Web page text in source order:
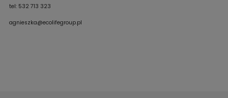
tel: 532 713 323
agnieszka@ecolifegroup.pl